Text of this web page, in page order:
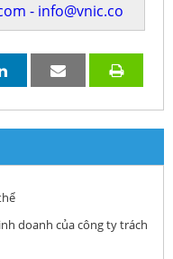
- info@vnic.co
doanh của công ty trách